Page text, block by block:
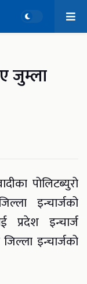
जुम्ला
पोलिटब्युरो
इन्चार्जको
प्रदेश इन्चार्ज
इन्चार्जको